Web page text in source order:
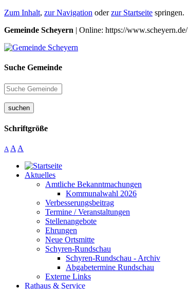
Zum Inhalt, zur Navigation oderzur Startseite springen.
Gemeinde Scheyern | Online: https://www.scheyern.de/
Suche Gemeinde
suchen
Schriftgröße
A A A
Aktuelles
Amtliche Bekanntmachungen
Kommunalwahl 2026
Verbesserungsbeitrag
Termine / Veranstaltungen
Stellenangebote
Ehrungen
Neue Ortsmitte
Schyren-Rundschau
Schyren-Rundschau - Archiv
Abgabetermine Rundschau
Externe Links
Rathaus & Service